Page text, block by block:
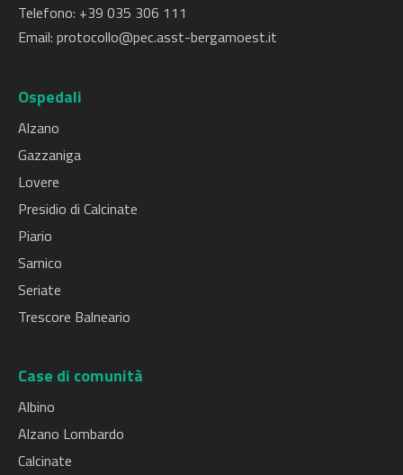
Telefono: +39 035 306 111
Email: protocollo@pec.asst-bergamoest.it
Ospedali
Alzano
Gazzaniga
Lovere
Presidio di Calcinate
Piario
Sarnico
Seriate
Trescore Balneario
Case di comunità
Albino
Alzano Lombardo
Calcinate